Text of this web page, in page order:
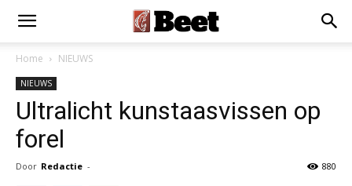
Home NIEUWS
NIEUWS
Ultralicht kunstaasvissen op
forel
Door Redactie - 880